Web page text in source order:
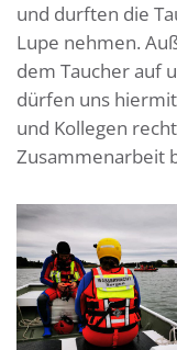
und durften die
Lupe nehmen.
dem Taucher auf
dürfen uns
und Kollegen
Zusammenarbeit